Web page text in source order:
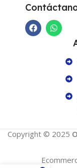
Copyright © 2025